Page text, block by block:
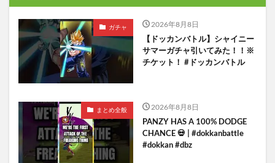
ガチャ 2026年8月8日
【ドッカンバトル】シャイニー
サマーガチャ引いてみた！！※
チケット！ #ドッカンバトル
まとめ全般 2026年8月8日
PANZY HAS A 100% DODGE
CHANCE 💀 | #dokkanbattle
#dokkan #dbz